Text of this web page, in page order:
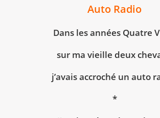
Auto Radio
Dans les années Quatre
sur ma vieille deux
j’avais accroché un auto
*